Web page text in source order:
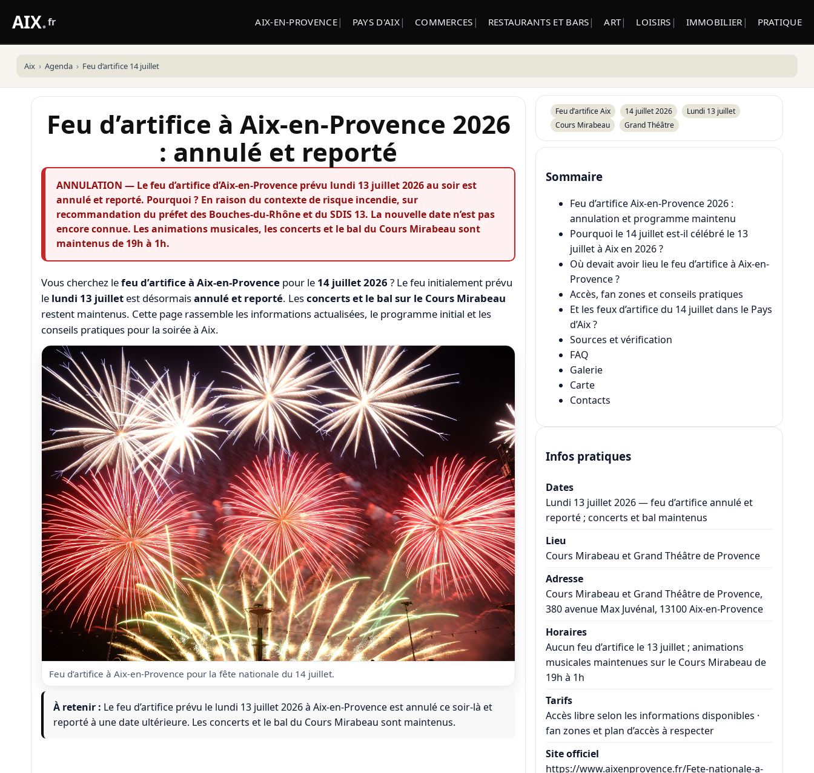
AIX.fr AIX-EN-PROVENCE PAYS D'AIX COMMERCES RESTAURANTS ET BARS ART LOISIRS IMMOBILIER PRATIQUE
Aix Agenda Feu d’artifice 14 juillet
Feu d’artifice à Aix-en-Provence 2026
: annulé et reporté
ANNULATION — Le feu d’artifice d’Aix-en-Provence prévu lundi 13 juillet 2026 au soir est
annulé et reporté. Pourquoi ? En raison du contexte de risque incendie, sur
recommandation du préfet des Bouches-du-Rhône et du SDIS 13. La nouvelle date n’est pas
encore connue. Les animations musicales, les concerts et le bal du Cours Mirabeau sont
maintenus de 19h à 1h.
Vous cherchez lefeu d’artifice à Aix-en-Provencepour le 14 juillet 2026 ? Le feu initialement prévu
le lundi 13 juilletest désormaisannulé et reporté. Lesconcerts et le bal sur le Cours Mirabeau
restent maintenus. Cette page rassemble les informations actualisées, le programme initial et les
conseils pratiques pour la soirée à Aix.
Feu d’artifice à Aix-en-Provence pour la fête nationale du 14 juillet.
À retenir : Le feu d’artifice prévu le lundi 13 juillet 2026 à Aix-en-Provence est annulé ce soir-là et
reporté à une date ultérieure. Les concerts et le bal du Cours Mirabeau sont maintenus.
Feu d’artifice Aix 14 juillet 2026
Lundi 13 juillet
Cours Mirabeau
Grand Théâtre
Sommaire
Feu d’artifice Aix-en-Provence 2026 :
annulation et programme maintenu
Pourquoi le 14 juillet est-il célébré le 13
juillet à Aix en 2026 ?
Où devait avoir lieu le feu d’artifice à Aix-en-
Provence ?
Accès, fan zones et conseils pratiques
Et les feux d’artifice du 14 juillet dans le Pays
d’Aix ?
Sources et vérification
FAQ
Galerie
Carte
Contacts
Infos pratiques
Dates
Lundi 13 juillet 2026 — feu d’artifice annulé et
reporté ; concerts et bal maintenus
Lieu
Cours Mirabeau et Grand Théâtre de Provence
Adresse
Cours Mirabeau et Grand Théâtre de Provence,
380 avenue Max Juvénal, 13100 Aix-en-Provence
Horaires
Aucun feu d’artifice le 13 juillet ; animations
musicales maintenues sur le Cours Mirabeau de
19h à 1h
Tarifs
Accès libre selon les informations disponibles ·
fan zones et plan d’accès à respecter
Site officiel
https://www.aixenprovence.fr/Fete-nationale-a-